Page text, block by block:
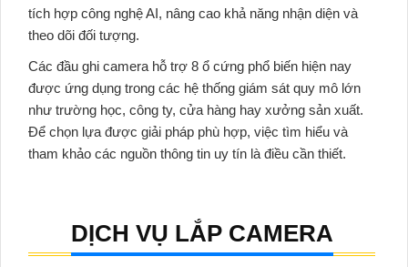
tích hợp công nghệ AI, nâng cao khả năng nhận diện và
theo dõi đối tượng.
Các đầu ghi camera hỗ trợ 8 ổ cứng phổ biến hiện nay
được ứng dụng trong các hệ thống giám sát quy mô lớn
như trường học, công ty, cửa hàng hay xưởng sản xuất.
Để chọn lựa được giải pháp phù hợp, việc tìm hiểu và
tham khảo các nguồn thông tin uy tín là điều cần thiết.
DỊCH VỤ LẮP CAMERA